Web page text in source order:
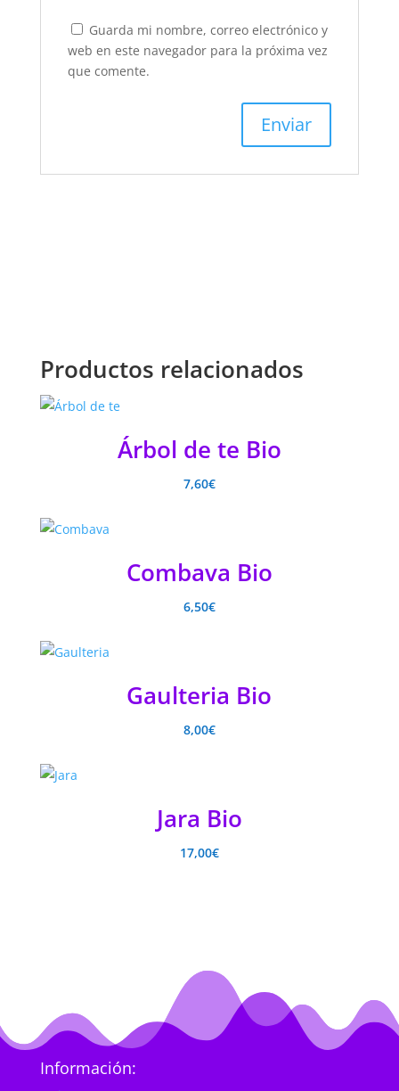
Guarda mi nombre, correo electrónico y
web en este navegador para la próxima vez
que comente.
Productos relacionados
Árbol de te Bio
7,60€
Combava Bio
6,50€
Gaulteria Bio
8,00€
Jara Bio
17,00€
Información: